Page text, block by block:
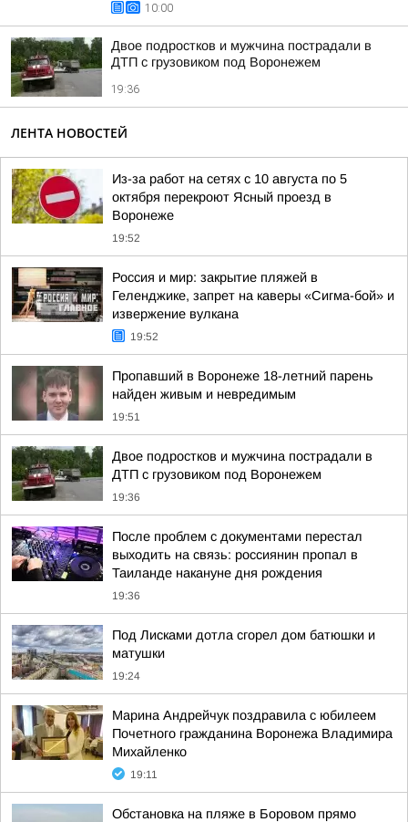
10:00
Двое подростков и мужчина пострадали в
ДТП с грузовиком под Воронежем
19:36
ЛЕНТА НОВОСТЕЙ
Из-за работ на сетях с 10 августа по 5
октября перекроют Ясный проезд в
Воронеже
19:52
Россия и мир: закрытие пляжей в
Геленджике, запрет на каверы «Сигма-бой» и
извержение вулкана
19:52
Пропавший в Воронеже 18-летний парень
найден живым и невредимым
19:51
Двое подростков и мужчина пострадали в
ДТП с грузовиком под Воронежем
19:36
После проблем с документами перестал
выходить на связь: россиянин пропал в
Таиланде накануне дня рождения
19:36
Под Лисками дотла сгорел дом батюшки и
матушки
19:24
Марина Андрейчук поздравила с юбилеем
Почетного гражданина Воронежа Владимира
Михайленко
19:11
Обстановка на пляже в Боровом прямо